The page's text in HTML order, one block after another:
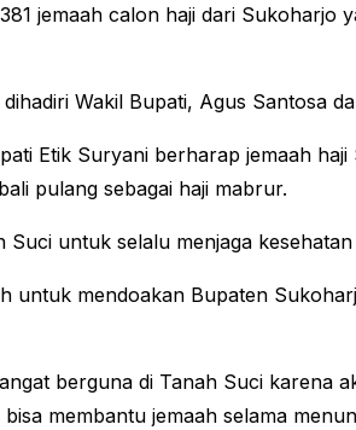
jemaah calon haji dari
Wakil Bupati, Agus Santosa
Etik Suryani berharap jemaah
pulang sebagai haji mabrur.
Suci untuk selalu menjaga
untuk mendoakan Bupaten
berguna di Tanah Suci karena
membantu jemaah selama